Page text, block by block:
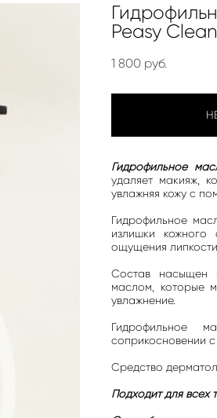
Peasy
1 800 pуб.
Гидрофильное
удаляет макияж,
увлажняя кожу с
Гидрофильное
излишки
ощущения липкости.
Состав насыщен
маслом, которые
увлажнение.
Гидрофильное
соприкосновении
Средство
Подходит для всех